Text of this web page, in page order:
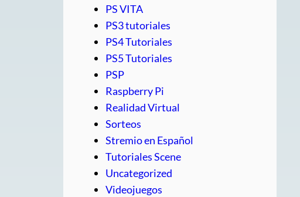
PS VITA
PS3 tutoriales
PS4 Tutoriales
PS5 Tutoriales
PSP
Raspberry Pi
Realidad Virtual
Sorteos
Stremio en Español
Tutoriales Scene
Uncategorized
Videojuegos